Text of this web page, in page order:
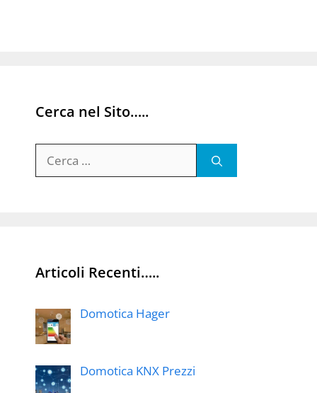
Cerca nel Sito…..
per:
Articoli Recenti…..
Domotica Hager
Domotica KNX Prezzi